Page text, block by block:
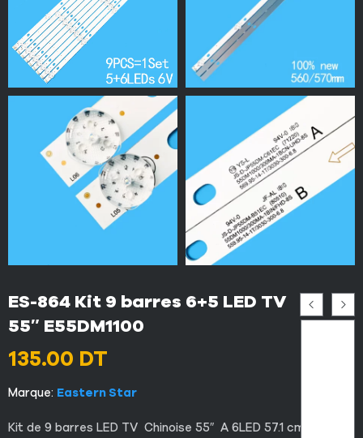
ES-864 Kit 9 barres 6+5 LED TV
55″ E55DM1100
135.00 DT
Marque: Eastern Star
Kit de 9 barres LED TV Chinoise 55″ A 6LED 57.1 cm + B